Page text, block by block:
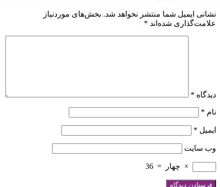
نشانی ایمیل شما منتشر نخواهد شد. بخش‌های موردنیاز
علامت‌گذاری شده‌اند *
دیدگاه *
نام *
ایمیل *
وب‌ سایت
× چهار =
36